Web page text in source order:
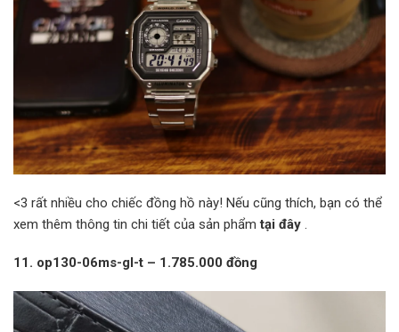
<3 rất nhiều cho chiếc đồng hồ này! Nếu cũng thích, bạn có thể
xem thêm thông tin chi tiết của sản phẩmtại đây
11. op130-06ms-gl-t – 1.785.000 đồng